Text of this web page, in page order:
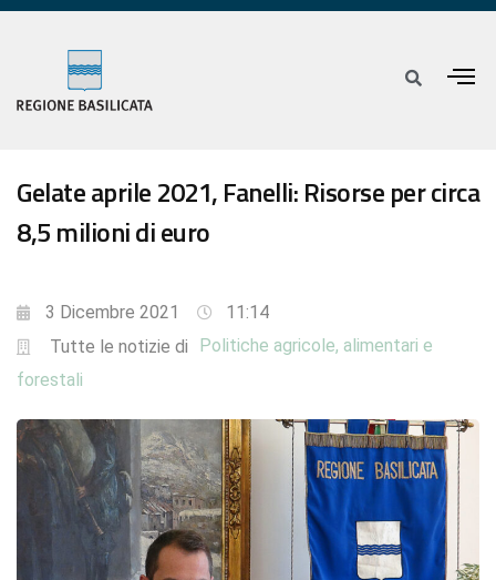
Gelate aprile 2021, Fanelli: Risorse per circa
8,5 milioni di euro
3 Dicembre 2021
11:14
Tutte le notizie di
Politiche agricole, alimentari e
forestali